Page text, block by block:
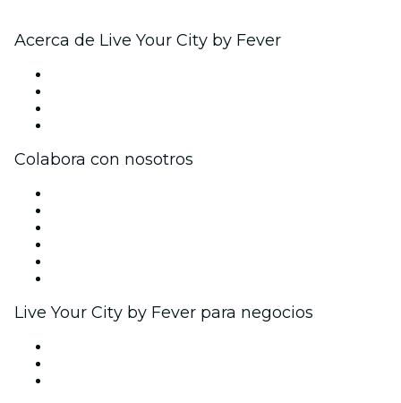
Acerca de Live Your City by Fever
Colabora con nosotros
Live Your City by Fever para negocios